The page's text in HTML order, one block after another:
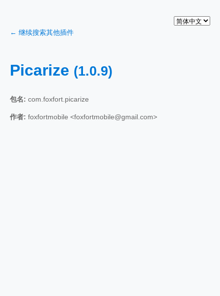
← 继续搜索其他插件
Picarize (1.0.9)
包名: com.foxfort.picarize
作者: foxfortmobile <foxfortmobile@gmail.com>